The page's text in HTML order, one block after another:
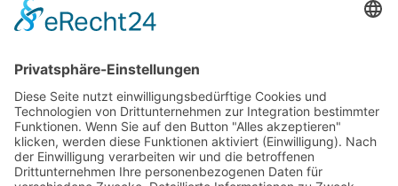
beim bewerteten Arzt in der Praxis war oder nicht.
< Zurück
Verband Unabhängiger Heilpraktiker e.V.
Diese E-Mail-Adresse ist vor Spambots geschützt! Zur